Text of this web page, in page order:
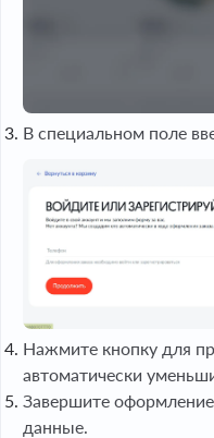
В специальном поле
Нажмите кнопку для
автоматически
Завершите
данные.